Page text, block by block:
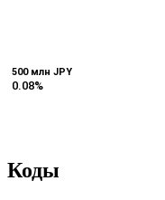
500 млн JPY
0.08%
500 млн JPY
0.08%
Коды